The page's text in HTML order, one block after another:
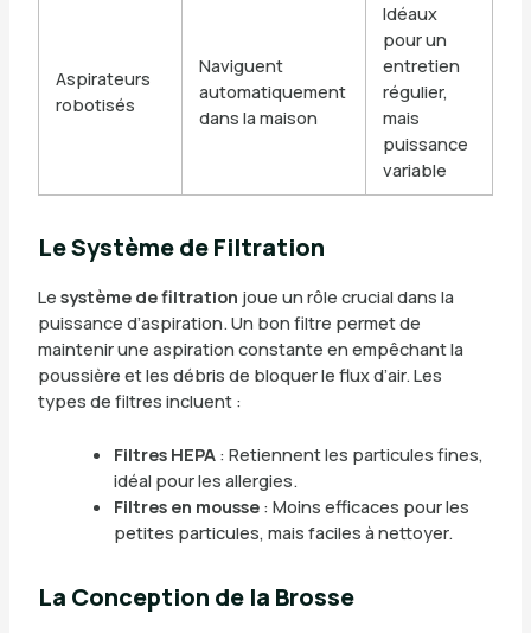
Aspirateurs
robotisés
Naviguent
automatiquement
dans la maison
Idéaux
pour un
entretien
régulier,
mais
puissance
variable
Le Système de Filtration
Le système de filtration joue un rôle crucial dans la
puissance d’aspiration. Un bon filtre permet de
maintenir une aspiration constante en empêchant la
poussière et les débris de bloquer le flux d’air. Les
types de filtres incluent :
Filtres HEPA: Retiennent les particules fines,
idéal pour les allergies.
Filtres en mousse: Moins efficaces pour les
petites particules, mais faciles à nettoyer.
La Conception de la Brosse